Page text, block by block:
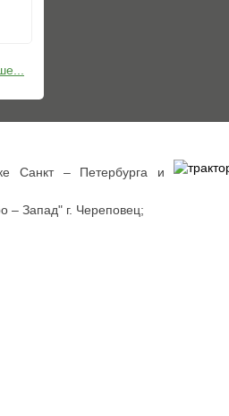
Санкт – Петербурга и
Запад" г. Череповец;